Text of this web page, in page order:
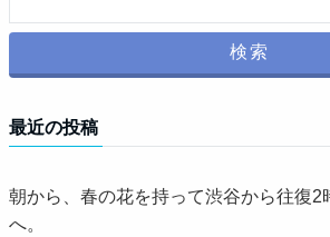
最近の投稿
朝から、春の花を持って渋谷から往復2
へ。